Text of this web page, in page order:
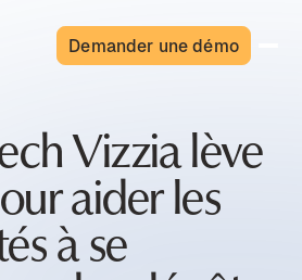
Demander une démo
Vizzia lève
aider les
à se